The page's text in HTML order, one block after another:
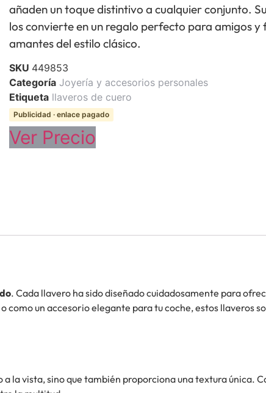
añaden un toque distintivo a cualquier conjunto.
los convierte en un regalo perfecto para amigos y
amantes del estilo clásico.
SKU 449853
Categoría Joyería y accesorios personales
Etiqueta llaveros de cuero
Publicidad · enlace pagado
Ver Precio
. Cada llavero ha sido diseñado cuidadosamente para
un accesorio elegante para tu coche, estos llaveros
a la vista, sino que también proporciona una textura única.